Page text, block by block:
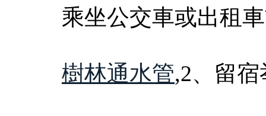
乘坐公交車或出租
樹林通水管,2、留宿